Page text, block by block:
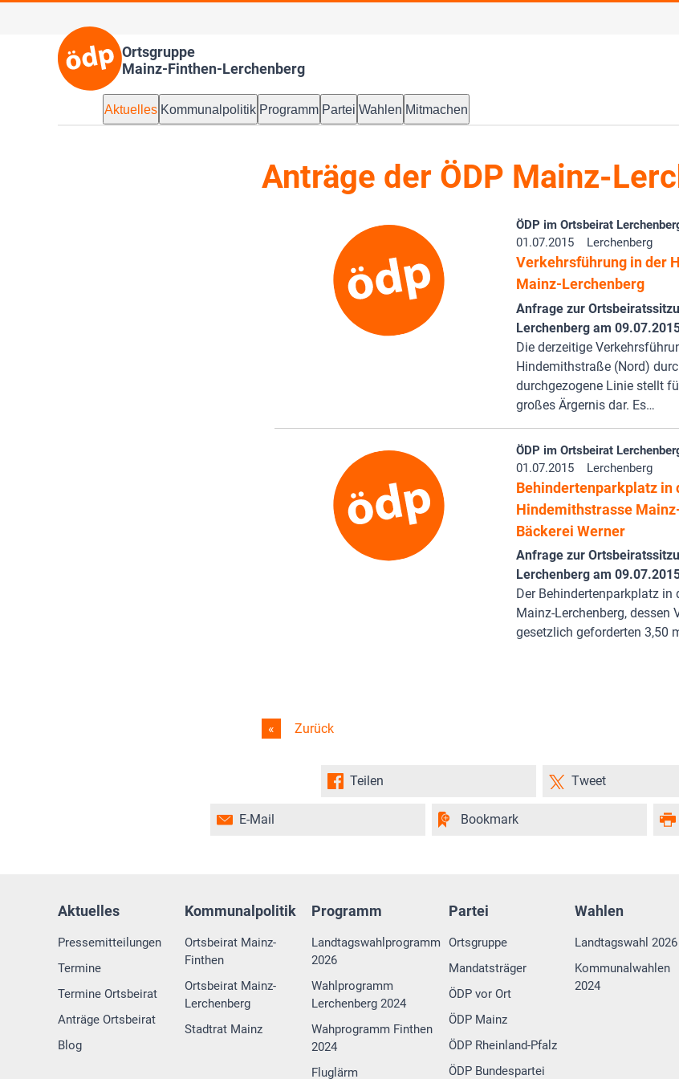
Ortsgruppe
Mainz-Finthen-Lerchenberg
Aktuelles Kommunalpolitik Programm Partei Wahlen Mitmachen
Anträge der ÖDP Mainz-
ÖDP im Ortsbeirat
01.07.2015
Lerchenberg
Verkehrsführung in der
Mainz-Lerchenberg
Anfrage zur
Lerchenberg am
Die derzeitige
Hindemithstraße (Nord)
durchgezogene Linie stellt
großes Ärgernis dar. Es…
ÖDP im Ortsbeirat
01.07.2015
Lerchenberg
Behindertenparkplatz in
Hindemithstrasse
Bäckerei Werner
Anfrage zur
Lerchenberg am
Der Behindertenparkplatz
Mainz-Lerchenberg, dessen
gesetzlich geforderten 3,50
Zurück
Teilen Tweet
E-Mail Bookmark
Aktuelles
Pressemitteilungen
Termine
Termine Ortsbeirat
Anträge Ortsbeirat
Blog
Kommunalpolitik
Ortsbeirat Mainz-
Finthen
Ortsbeirat Mainz-
Lerchenberg
Stadtrat Mainz
Programm
Landtagswahlprogramm
2026
Wahlprogramm
Lerchenberg 2024
Wahprogramm Finthen
2024
Fluglärm
Partei
Ortsgruppe
Mandatsträger
ÖDP vor Ort
ÖDP Mainz
ÖDP Rheinland-Pfalz
ÖDP Bundespartei
Wahlen
Landtagswahl 2026
Kommunalwahlen
2024